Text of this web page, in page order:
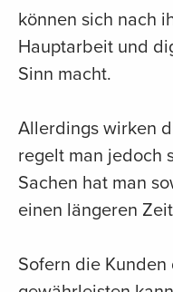
können sich nach
Hauptarbeit und
Sinn macht.
Allerdings wirken
regelt man jedoch
Sachen hat man
einen längeren
Sofern die